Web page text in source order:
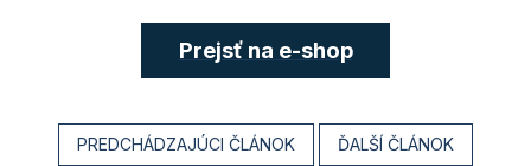
Prejsť na e-shop
PREDCHÁDZAJÚCI ČLÁNOK ĎALŠÍ ČLÁNOK